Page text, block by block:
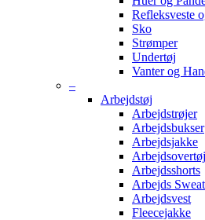
Refleksveste
Sko
Strømper
Undertøj
Vanter og
–
Arbejdstøj
Arbejdstrøjer
Arbejdsbukser
Arbejdsjakke
Arbejdsovertøj
Arbejdsshorts
Arbejds
Arbejdsvest
Fleecejakke